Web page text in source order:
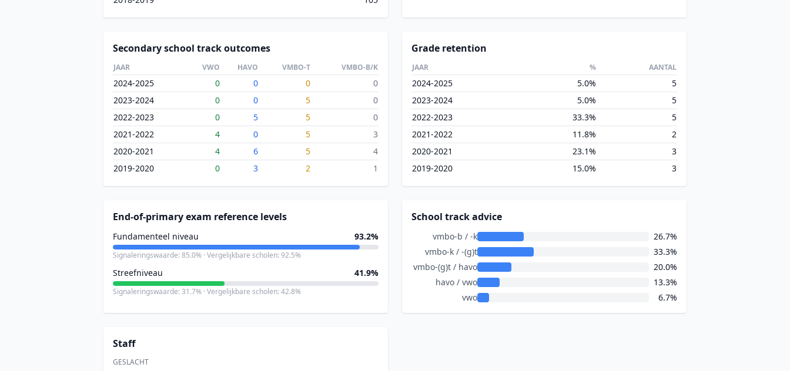
Secondary school track outcomes
JAAR VWO HAVO VMBO-T VMBO-B/K
2024-2025 0 0 0
0
2023-2024
0 0 5
0
2022-2023
0 5 5
0
2021-2022
4 0 5
3
2020-2021
4 6 5
4
2019-2020
0 3 2 1
Grade retention
JAAR % AANTAL
2024-2025 5.0%
5
2023-2024
5.0%
5
2022-2023
33.3%
5
2021-2022
11.8%
2
2020-2021
23.1%
3
2019-2020
15.0% 3
End-of-primary exam reference levels
Fundamenteel niveau 93.2%
Signaleringswaarde: 85.0% · Vergelijkbare scholen: 92.5%
Streefniveau 41.9%
Signaleringswaarde: 31.7% · Vergelijkbare scholen: 42.8%
School track advice
vmbo-b / -k
26.7%
vmbo-k / -(g)t
33.3%
vmbo-(g)t / havo
20.0%
havo / vwo
13.3%
vwo
6.7%
Staff
GESLACHT